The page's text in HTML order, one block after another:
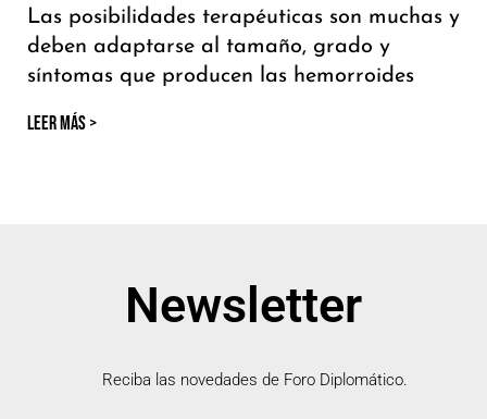
Las posibilidades terapéuticas son muchas y
deben adaptarse al tamaño, grado y
síntomas que producen las hemorroides
LEER MÁS >
Newsletter
Reciba las novedades de Foro Diplomático.